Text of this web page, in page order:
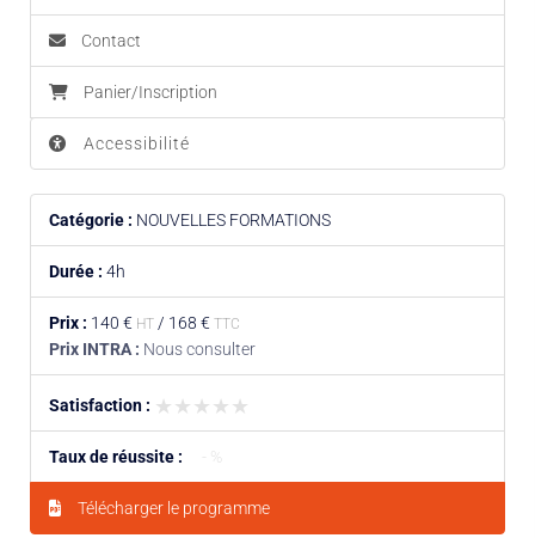
Contact
Panier/Inscription
Accessibilité
Catégorie : NOUVELLES FORMATIONS
Durée : 4h
Prix : 140 € HT / 168 € TTC
Prix INTRA : Nous consulter
Satisfaction : ★★★★★
★★★★★
Taux de réussite :
Télécharger le programme